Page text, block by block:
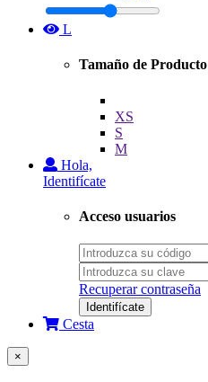
L
Tamaño de Producto
XS
S
M
Hola,
Identifícate
Acceso usuarios
Recuperar contraseña
Identifícate
Cesta
×